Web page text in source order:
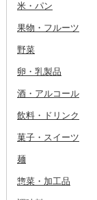
ステーキ
すき焼き
焼肉
牛タン
和牛
黒毛和牛
仙台牛
牛肉（加工品）
ハンバーグ
ローストビー
ビーフジャー
その他牛肉（
豚肉（精肉）
すき焼き
しゃぶしゃぶ
焼肉
アグー豚
豚肉（加工品）
ハンバーグ
もつ鍋
ハム
ソーセージ・
鶏肉
鶏肉（精肉）
ハム・ソーセ
唐揚げ
水炊き
鹿肉
馬肉
羊肉・ラム肉（
カニ
ズワイガニ
毛ガニ
かにしゃぶ
その他カニ
エビ
ボタンエビ
伊勢海老
その他エビ
いくら
うに
明太子・たらこ
明太子
たらこ
その他魚卵
数の子
キャビア
貝
鮑（アワビ）
鮮魚
米・パン
米
無洗米
玄米
金芽米
ゆめぴりか
コシヒカリ
雑穀
餅
その他穀物加工品
パン
果物・フルーツ
ぶどう・マスカ
巨峰
ナガノパープ
ピオーネ
デラウェア
その他ぶどう
いちご
りんご
もも
メロン
梨
野菜
いも
じゃがいも
さつまいも
その他いも
トマト
フルーツトマ
ミニトマト
玉ねぎ
ねぎ
根菜
卵・乳製品
卵
チーズ
ヨーグルト
バター
酒・アルコール
ビール・発泡酒
ビール
地ビール・ク
日本酒
純米吟醸
芋焼酎
梅酒
飲料・ドリンク
水・ミネラルウ
飲料
茶
菓子・スイーツ
クッキー
麺
ラーメン
惣菜・加工品